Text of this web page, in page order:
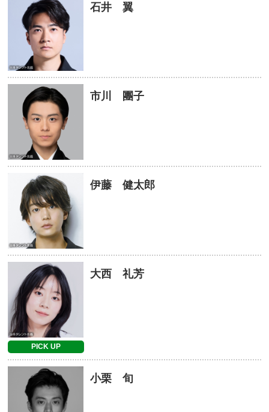
石井 翼
市川 團子
伊藤 健太郎
PICK UP
大西 礼芳
小栗 旬